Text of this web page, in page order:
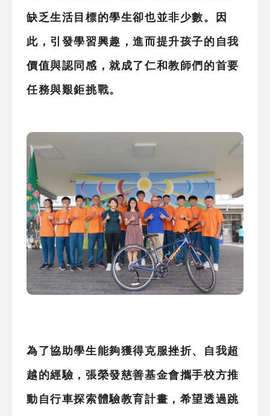
缺乏生活目標的學生卻也並非少數。因
此，引發學習興趣，進而提升孩子的自我
價值與認同感，就成了仁和教師們的首要
任務與艱鉅挑戰。
為了協助學生能夠獲得克服挫折、自我超
越的經驗，張榮發慈善基金會攜手校方推
動自行車探索體驗教育計畫，希望透過跳